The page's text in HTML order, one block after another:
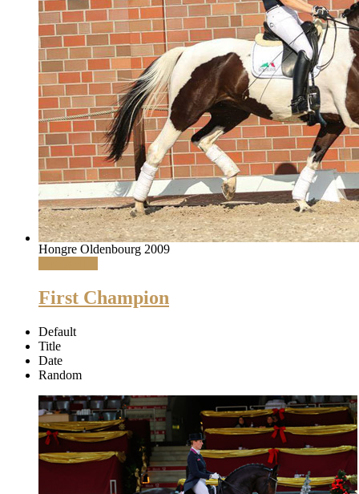
Hongre Oldenbourg 2009
First Champion
Default
Title
Date
Random